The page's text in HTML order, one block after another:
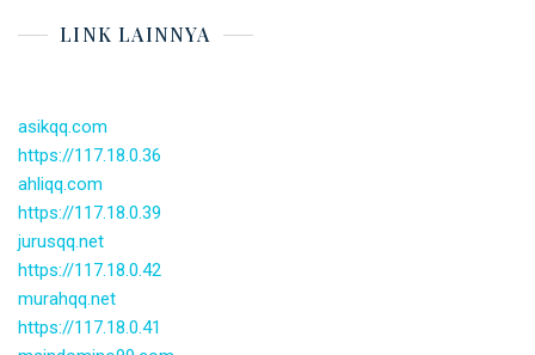
LINK LAINNYA
asikqq.com
https://117.18.0.36
ahliqq.com
https://117.18.0.39
jurusqq.net
https://117.18.0.42
murahqq.net
https://117.18.0.41